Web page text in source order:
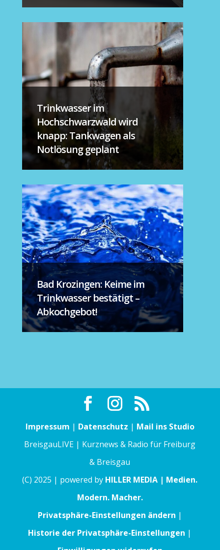
Trinkwasser im
Hochschwarzwald wird
knapp: Tankwagen als
Notlösung geplant
Bad Krozingen: Keime im
Trinkwasser bestätigt –
Abkochgebot!
Impressum | Datenschutz | Mail ins Studio
BreisgauLIVE | Kurznews & Radio für Freiburg
& Breisgau
(C) 2025 | powered by HILLER MEDIA | Medien.
Modern. Macher.
Privatsphäre-Einstellungen ändern |
Historie der Privatsphäre-Einstellungen |